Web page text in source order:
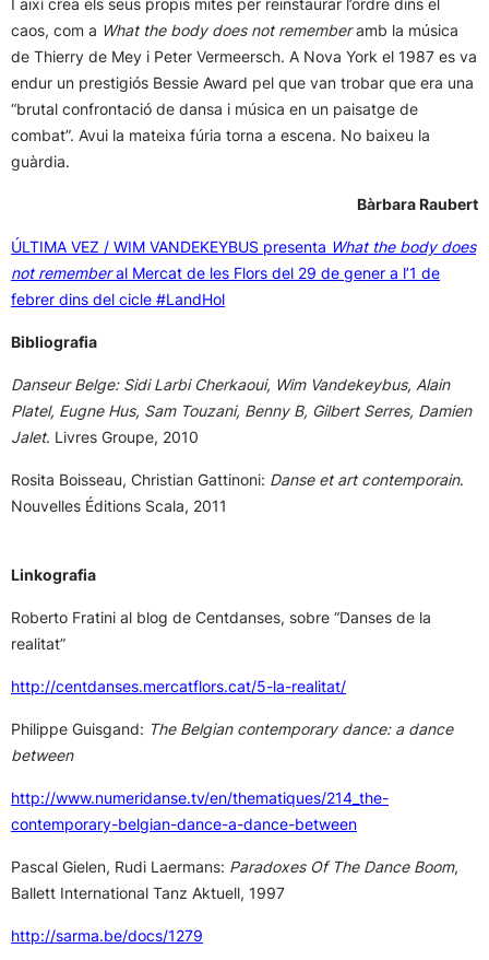
I així crea els seus propis mites per reinstaurar l’ordre dins el
caos, com a What the body does not rememberamb la música
de Thierry de Mey i Peter Vermeersch. A Nova York el 1987 es va
endur un prestigiós Bessie Award pel que van trobar que era una
“brutal confrontació de dansa i música en un paisatge de
combat”. Avui la mateixa fúria torna a escena. No baixeu la
guàrdia.
Bàrbara Raubert
ÚLTIMA VEZ / WIM VANDEKEYBUS presenta What the body does
not rememberal Mercat de les Flors del 29 de gener a l’1 de
febrer dins del cicle #LandHol
Bibliografia
Danseur Belge: Sidi Larbi Cherkaoui, Wim Vandekeybus, Alain
Platel, Eugne Hus, Sam Touzani, Benny B, Gilbert Serres, Damien
Jalet. Livres Groupe, 2010
Rosita Boisseau, Christian Gattinoni: Danse et art contemporain.
Nouvelles Éditions Scala, 2011
Linkografia
Roberto Fratini al blog de Centdanses, sobre “Danses de la
realitat”
http://centdanses.mercatflors.cat/5-la-realitat/
Philippe Guisgand: The Belgian contemporary dance: a dance
between
http://www.numeridanse.tv/en/thematiques/214_the-
contemporary-belgian-dance-a-dance-between
Pascal Gielen, Rudi Laermans: Paradoxes Of The Dance Boom,
Ballett International Tanz Aktuell, 1997
http://sarma.be/docs/1279